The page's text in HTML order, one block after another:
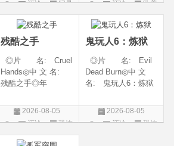
类 别: 纪录片
◎语 言: 英语
◎上映
评论
纪录
片
英语◎上映日期: 2
026-07-15(美国)
评论
欧美
剧
残酷之手
◎片 名: Cruel
Hands◎中 文 名:
残酷之手◎年
地: 澳大利亚◎
类 别: 惊悚 / 恐
语◎上映日期: 202
2026-08-05
评论
恐怖
片
鬼玩人6：炼狱
◎片 名: Evil
Dead Burn◎中 文
名: 鬼玩人6：炼狱
焚场(台) / 鬼玩人6：
燃烧 / 鬼玩人崛起衍
2026-08-05
评论
恐怖